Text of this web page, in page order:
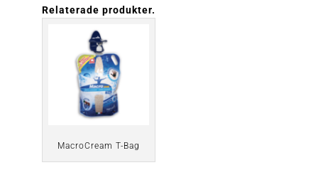
Relaterade produkter.
MacroCream T-Bag